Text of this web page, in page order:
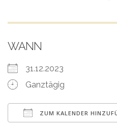
WANN
31.12.2023
Ganztägig
ZUM KALENDER